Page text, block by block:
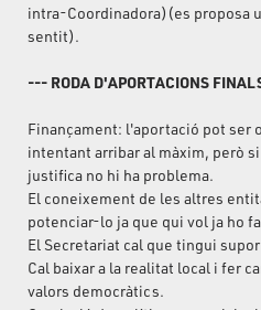
intra-Coordinadora)(es proposa
sentit).
--- RODA D'APORTACIONS
Finançament: l'aportació pot ser
intentant arribar al màxim, però
justifica no hi ha problema.
El coneixement de les altres
potenciar-lo ja que qui vol ja ho
El Secretariat cal que tingui
Cal baixar a la realitat local i fer
valors democràtics.